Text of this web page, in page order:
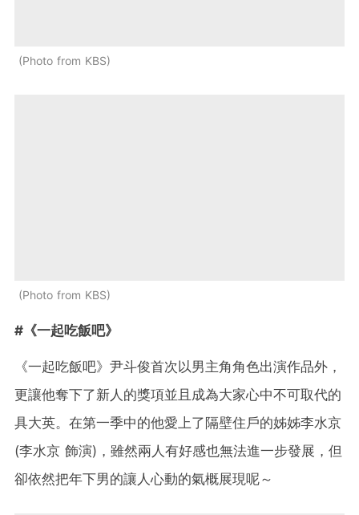
Photo from KBS
Photo from KBS
#《一起吃飯吧》
《一起吃飯吧》尹斗俊首次以男主角角色出演作品外，
更讓他奪下了新人的獎項並且成為大家心中不可取代的
具大英。在第一季中的他愛上了隔壁住戶的姊姊李水京
(李水京 飾演)，雖然兩人有好感也無法進一步發展，但
卻依然把年下男的讓人心動的氣概展現呢～